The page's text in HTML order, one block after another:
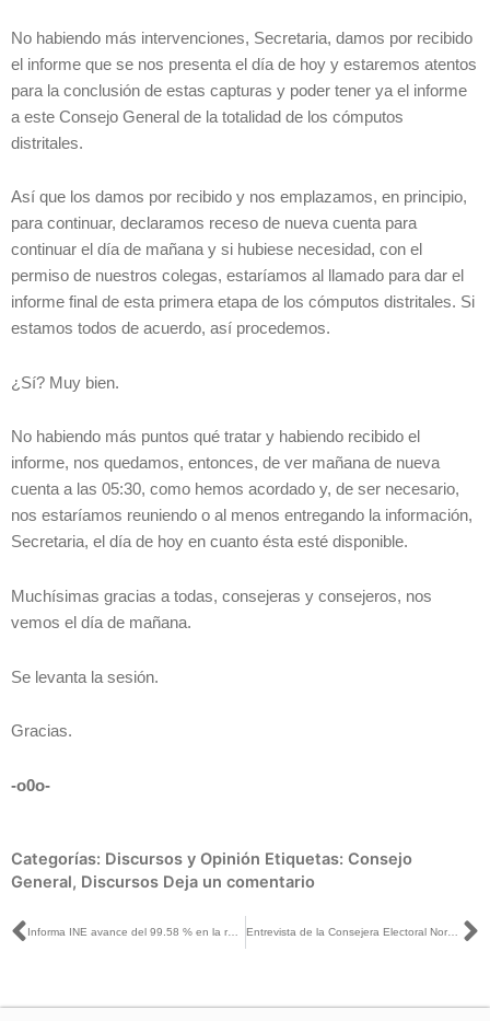
No habiendo más intervenciones, Secretaria, damos por recibido
el informe que se nos presenta el día de hoy y estaremos atentos
para la conclusión de estas capturas y poder tener ya el informe
a este Consejo General de la totalidad de los cómputos
distritales.
Así que los damos por recibido y nos emplazamos, en principio,
para continuar, declaramos receso de nueva cuenta para
continuar el día de mañana y si hubiese necesidad, con el
permiso de nuestros colegas, estaríamos al llamado para dar el
informe final de esta primera etapa de los cómputos distritales. Si
estamos todos de acuerdo, así procedemos.
¿Sí? Muy bien.
No habiendo más puntos qué tratar y habiendo recibido el
informe, nos quedamos, entonces, de ver mañana de nueva
cuenta a las 05:30, como hemos acordado y, de ser necesario,
nos estaríamos reuniendo o al menos entregando la información,
Secretaria, el día de hoy en cuanto ésta esté disponible.
Muchísimas gracias a todas, consejeras y consejeros, nos
vemos el día de mañana.
Se levanta la sesión.
Gracias.
-o0o-
Categorías: Discursos y Opinión Etiquetas: Consejo
General, Discursos Deja un comentario
Ant Entrevista de la Consejera Electoral Norma De la Cruz con Óscar Mario Beteta para Heraldo Radio